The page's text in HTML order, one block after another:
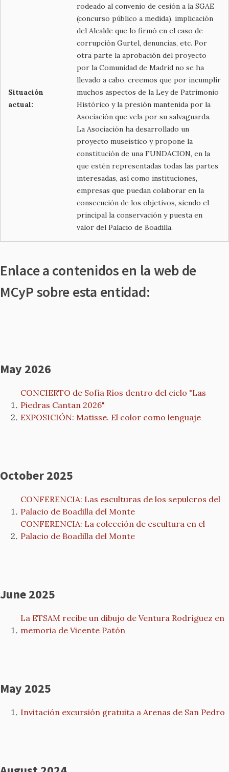
Situación
actual:
rodeado al convenio de cesión a la SGAE
(concurso público a medida), implicación
del Alcalde que lo firmó en el caso de
corrupción Gurtel, denuncias, etc. Por
otra parte la aprobación del proyecto
por la Comunidad de Madrid no se ha
llevado a cabo, creemos que por incumplir
muchos aspectos de la Ley de Patrimonio
Histórico y la presión mantenida por la
Asociación que vela por su salvaguarda.
La Asociación ha desarrollado un
proyecto museístico y propone la
constitución de una FUNDACION, en la
que estén representadas todas las partes
interesadas, así como instituciones,
empresas que puedan colaborar en la
consecución de los objetivos, siendo el
principal la conservación y puesta en
valor del Palacio de Boadilla.
Enlace a contenidos en la web de
MCyP sobre esta entidad:
May 2026
CONCIERTO de Sofía Ríos dentro del ciclo "Las
Piedras Cantan 2026"
EXPOSICIÓN: Matisse. El color como lenguaje
October 2025
CONFERENCIA: Las esculturas de los sepulcros del
Palacio de Boadilla del Monte
CONFERENCIA: La colección de escultura en el
Palacio de Boadilla del Monte
June 2025
La ETSAM recibe un dibujo de Ventura Rodríguez en
memoria de Vicente Patón
May 2025
Invitación excursión gratuita a Arenas de San Pedro